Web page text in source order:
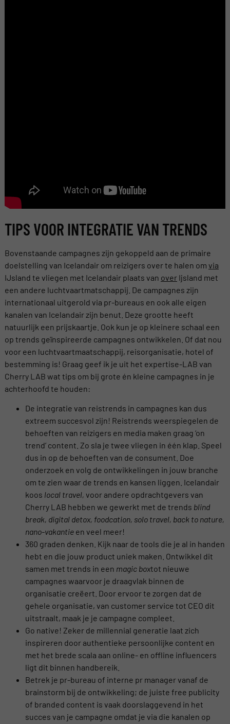
TIPS VOOR INTEGRATIE VAN TRENDS
Bovenstaande campagnes zijn gekoppeld aan de primaire
doelstelling van Icelandair om reizigers over te halen om via
IJsland te vliegen met Icelandair plaats van overIjsland met
een andere luchtvaartmatschappij. De campagnes zijn
internationaal uitgerold via pr-bureaus en ook alle eigen
kanalen van Icelandair zijn benut. Deze grootte heeft
natuurlijk een prijskaartje. Ook kun je op kleinere schaal een
op trends geïnspireerde campagnes ontwikkelen. Of dat nou
voor een luchtvaartmaatschappij, reisorganisatie, hotel of
bestemming is! Graag geef ik je uit het expertise-LAB van
Cherry LAB wat tips om bij grote én kleine campagnes in je
achterhoofd te houden:
De integratie van reistrends in campagnes kan dus
extreem succesvol zijn! Reistrends weerspiegelen de
behoeften van reizigers en media maken graag ‘on
trend’ content. Zo sla je twee vliegen in één klap. Speel
dus in op de behoeften van de consument. Doe
onderzoek en volg de ontwikkelingen in jouw branche
om te zien waar de trends en kansen liggen. Icelandair
koos local travel, voor andere opdrachtgevers van
Cherry LAB hebben we gewerkt met de trends blind
break, digital detox, foodcation, solo travel, back to nature,
nano-vakantie en veel meer!
360 graden denken. Kijk naar de tools die je al in handen
hebt en die jouw product uniek maken. Ontwikkel dit
samen met trends in een magic boxtot nieuwe
campagnes waarvoor je draagvlak binnen de
organisatie creëert. Door ervoor te zorgen dat de
gehele organisatie, van customer service tot CEO dit
uitstraalt, maak je je campagne compleet.
Go native! Zeker de millennial generatie laat zich
inspireren door authentieke persoonlijke content en
met het brede scala aan online- en offline influencers
ligt dit binnen handbereik.
Betrek je pr-bureau of interne pr manager vanaf de
brainstorm bij de ontwikkeling; de juiste free publicity
of branded content is vaak doorslaggevend in het
succes van je campagne omdat je via die kanalen op